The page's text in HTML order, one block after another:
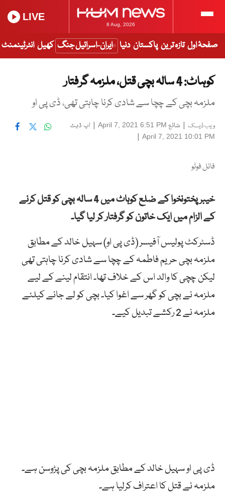
8 Aug, 2026
LIVE
صفحۂ اول تازہ ترین پاکستان دنیا ایران-اسرائیل جنگ کھیل انٹرٹینمنٹ
کوہاٹ: 4 سالہ بچی قتل، ملزمہ گرفتار
ملزمہ بچی کے چچا سے شادی کرنا چاہتی تھی، ڈی پی او
ویب ڈیسک | شائع April 7, 2021 6:51 PM
| اپ ڈیٹ
April 7, 2021 10:01 PM
|
فائل فوٹو
خیبر پختونخوا کے ضلع کوہاٹ میں 4 سالہ بچی کو قتل کرنے
کے الزام میں ایک خاتون کو گرفتار کر لیا گیا۔
ڈسٹرکٹ پولیس آفیسر (ڈی پی او) سہیل خالد کے مطابق
ملزمہ بچی حریم فاطمہ کے چچا سے شادی کرنا چاہتی تھی
لیکن چچی کا والد اس کے خلاف تھا۔ انتقام لینے کے لیے
ملزمہ نے بچی کو گھر سے اغوا کیا۔ بچی کو لے جانے کیلئے
ملزمہ نے 2 رکشے تبدیل کیے۔
ڈی پی او سہیل خالد کے مطابق ملزمہ بچی کی پڑوسن ہے۔
ملزمہ نے قتل کا اعتراف کرلیا ہے۔